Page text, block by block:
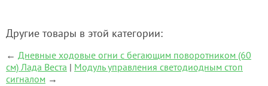
Другие товары в этой категории:
← Дневные ходовые огни с бегающим поворотником (60
см) Лада Веста | Модуль управления светодиодным стоп
сигналом →